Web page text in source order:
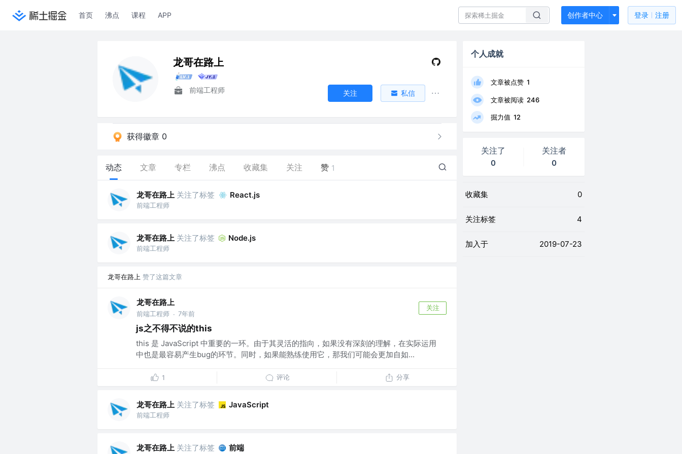
首页 沸点 课程 APP 创作者中心 登录 注册
龙哥在路上
前端工程师 关注 私信
获得徽章 0
动态 文章 专栏 沸点 收藏集 关注 赞 1
龙哥在路上 关注了标签 React.js
前端工程师
龙哥在路上 关注了标签 Node.js
前端工程师
龙哥在路上 赞了这篇文章
龙哥在路上
前端工程师 · 7年前
关注
js之不得不说的this
this 是 JavaScript 中重要的一环。由于其灵活的指向，如果没有深刻的理解，在实际运用
中也是最容易产生bug的环节。同时，如果能熟练使用它，那我们可能会更加自如...
1 评论 分享
龙哥在路上 关注了标签 JavaScript
前端工程师
龙哥在路上 关注了标签 前端
个人成就
文章被点赞 1
文章被阅读 246
掘力值 12
关注了
0
关注者
0
收藏集 0
关注标签 4
加入于 2019-07-23